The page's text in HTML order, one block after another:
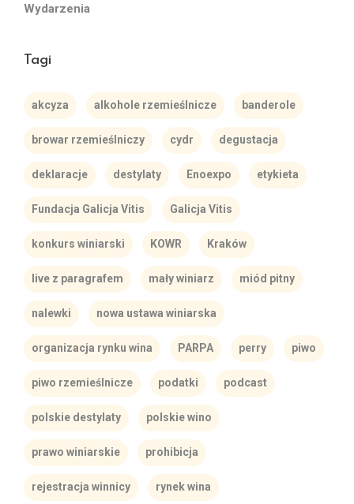
Wydarzenia
Tagi
akcyza alkohole rzemieślnicze banderole
browar rzemieślniczy cydr degustacja
deklaracje destylaty Enoexpo etykieta
Fundacja Galicja Vitis Galicja Vitis
konkurs winiarski KOWR Kraków
live z paragrafem mały winiarz miód pitny
nalewki nowa ustawa winiarska
organizacja rynku wina PARPA perry piwo
piwo rzemieślnicze podatki podcast
polskie destylaty polskie wino
prawo winiarskie prohibicja
rejestracja winnicy rynek wina